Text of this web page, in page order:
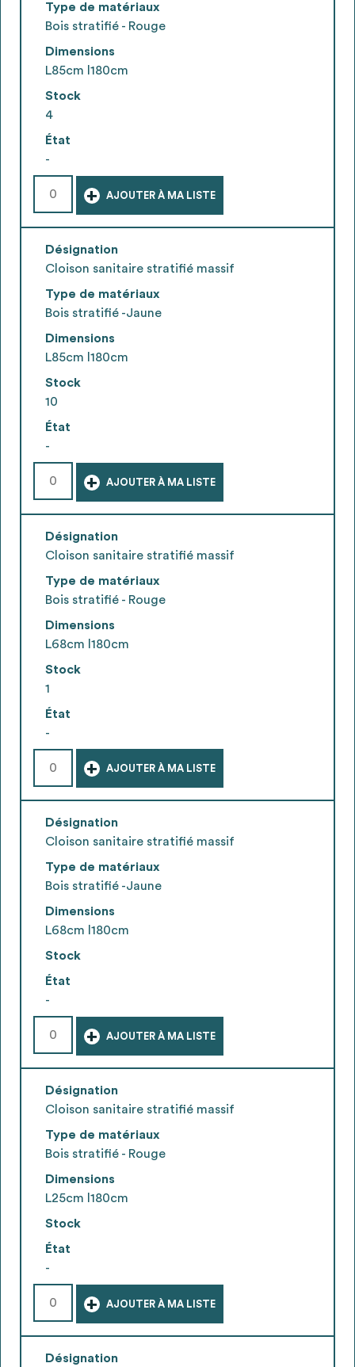
Type de matériaux
Bois stratifié - Rouge
Dimensions
L85cm l180cm
Stock
4
État
-
+ AJOUTER À MA LISTE
Désignation
Cloison sanitaire stratifié massif
Type de matériaux
Bois stratifié -Jaune
Dimensions
L85cm l180cm
Stock
10
État
-
+ AJOUTER À MA LISTE
Désignation
Cloison sanitaire stratifié massif
Type de matériaux
Bois stratifié - Rouge
Dimensions
L68cm l180cm
Stock
1
État
-
+ AJOUTER À MA LISTE
Désignation
Cloison sanitaire stratifié massif
Type de matériaux
Bois stratifié -Jaune
Dimensions
L68cm l180cm
Stock
État
-
+ AJOUTER À MA LISTE
Désignation
Cloison sanitaire stratifié massif
Type de matériaux
Bois stratifié - Rouge
Dimensions
L25cm l180cm
Stock
État
-
+ AJOUTER À MA LISTE
Désignation